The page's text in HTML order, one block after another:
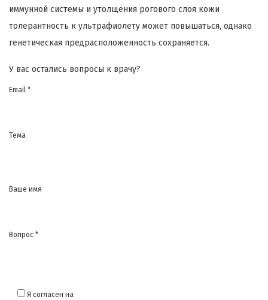
иммунной системы и утолщения рогового слоя кожи
толерантность к ультрафиолету может повышаться, однако
генетическая предрасположенность сохраняется.
У вас остались вопросы к врачу?
Email *
Тема
Ваше имя
Вопрос *
Я согласен на